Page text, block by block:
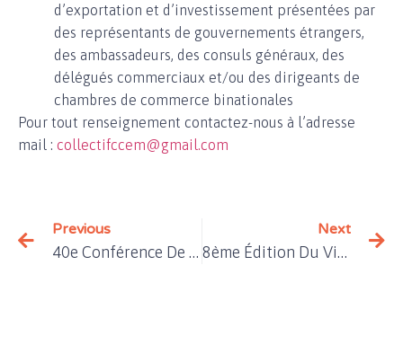
d’exportation et d’investissement présentées par
des représentants de gouvernements étrangers,
des ambassadeurs, des consuls généraux, des
délégués commerciaux et/ou des dirigeants de
chambres de commerce binationales
Pour tout renseignement contactez-nous à l’adresse
mail : collectifccem@gmail.com
Previous
40e Conférence De Floride MEDWeek Business Match Maker
Next
8ème Édition Du Village De L’emploi Et De La Formation De La Martinique